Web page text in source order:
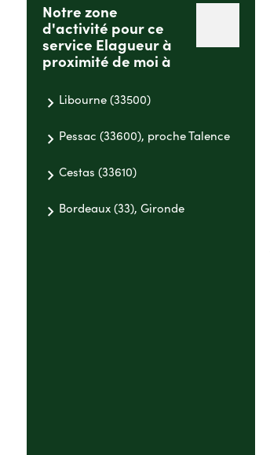
Notre zone
d'activité pour ce
service Elagueur à
proximité de moi à
Libourne (33500)
Pessac (33600), proche Talence
Cestas (33610)
Bordeaux (33), Gironde